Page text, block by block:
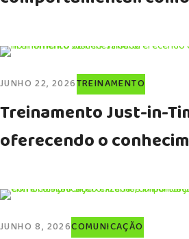
gestão
JUNHO 22, 2026TREINAMENTO
Treinamento Just-in-
oferecendo o
JUNHO 8, 2026COMUNICAÇÃO